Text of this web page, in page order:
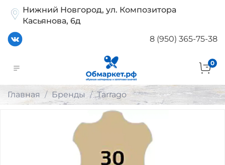
Нижний Новгород, ул. Композитора
Касьянова, 6д
8 (950) 365-75-38
0
Главная Бренды Tarrago